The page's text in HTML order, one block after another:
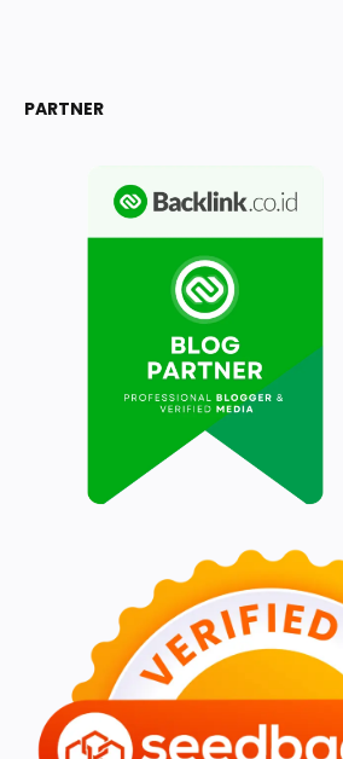
PARTNER